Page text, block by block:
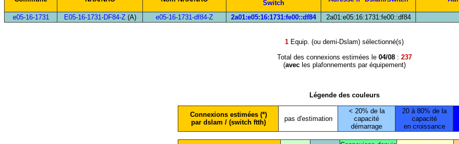
Switch
e05-16-1731
E05-16-1731-DF84-Z(A) e05-16-1731-df84-Z 2a01:e05:16:1731:fe00::df84 2a01:e05:16:1731:fe00::df84
1 Equip. (ou demi-Dslam) sélectionné(s)
Total des connexions estimées le 04/08: 237
(avecles plafonnements par équipement)
Légende des couleurs
Connexions estimées (*)
par dslam / (switch ftth)
pas d'estimation
< 20% de la
capacité
démarrage
20 à 80% de la
capacité
en croissance